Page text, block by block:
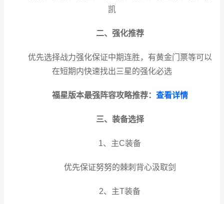
凯
二、强化推荐
优先选择战力强化保证中期连胜，有黄金门票等可以
在短期内快速找出三星的强化必选
福星版本最强阵容攻略推荐： 查看详情
三、装备选择
1、主C装备
优先保证努努的棘刺背心汲取剑
2、主T装备